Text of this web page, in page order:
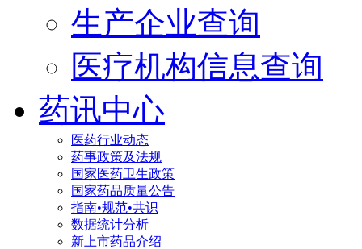
生产企业查询
医疗机构信息查询
药讯中心
医药行业动态
药事政策及法规
国家医药卫生政策
国家药品质量公告
指南•规范•共识
数据统计分析
新上市药品介绍